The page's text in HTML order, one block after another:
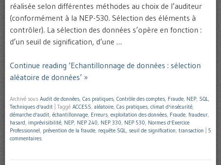
réalisée selon différentes méthodes au choix de l’auditeur
(conformément à la NEP-530. Sélection des éléments à
contrôler). La sélection des données s’opère en fonction :
d’un seuil de signification, d’une …
Continue reading ‘Echantillonnage de données : sélection
aléatoire de données’ »
Archivé sous Audit de données, Cas pratiques, Contrôle des comptes, Fraude, NEP, SQL,
Techniques d'audit
Taggé ACCESS, aléatoire, Cas pratiques, climat d'insécurité,
démarche d'audit, échantillonnage, Erreurs, exploitation des données, Fraude, fraudeur,
hasard, imprévisibilité, NEP, NEP 240, NEP 330, NEP 530, Normes d'Exercice
Professionnel, prévention de la fraude, requête SQL, seuil de signification, transaction
5
commentaires